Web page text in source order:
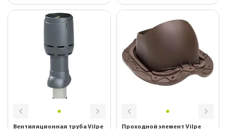
Вентиляционная труба Vilpe
Проходной элемент Vilpe